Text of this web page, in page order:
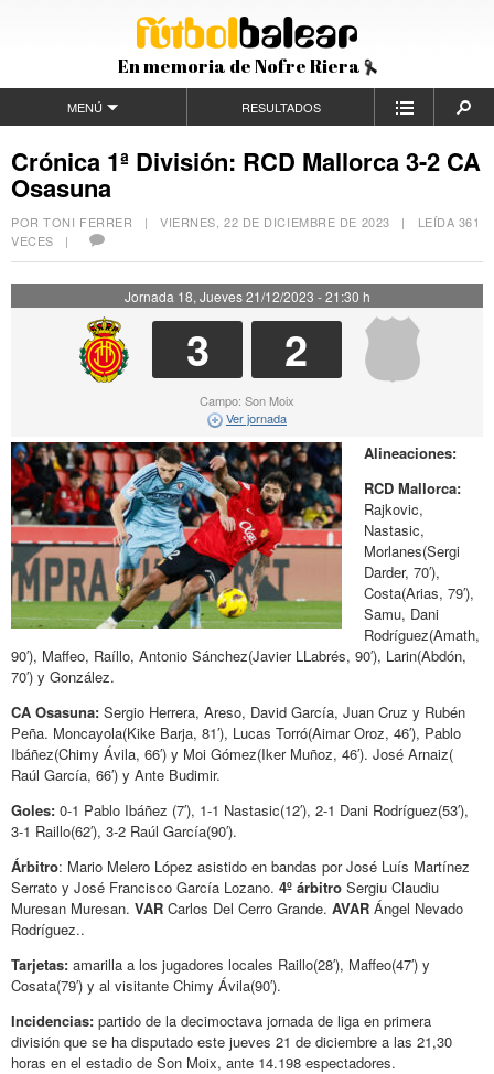
En memoria de Nofre Riera
MENÚ RESULTADOS
Crónica 1ª División: RCD Mallorca 3-2 CA
Osasuna
POR TONI FERRER |VIERNES, 22 DE DICIEMBRE DE 2023 | LEÍDA 361
VECES |
Jornada 18, Jueves 21/12/2023 - 21:30 h
3 2
Campo: Son Moix
Ver jornada
Alineaciones:
RCD Mallorca:
Rajkovic,
Nastasic,
Morlanes(Sergi
Darder, 70′),
Costa(Arias, 79′),
Samu, Dani
Rodríguez(Amath,
90′), Maffeo, Raíllo, Antonio Sánchez(Javier LLabrés, 90′), Larin(Abdón,
70′) y González.
CA Osasuna: Sergio Herrera, Areso, David García, Juan Cruz y Rubén
Peña. Moncayola(Kike Barja, 81′), Lucas Torró(Aimar Oroz, 46′), Pablo
Ibáñez(Chimy Ávila, 66′) y Moi Gómez(Iker Muñoz, 46′). José Arnaiz(
Raúl García, 66′) y Ante Budimir.
Goles: 0-1 Pablo Ibáñez (7′), 1-1 Nastasic(12′), 2-1 Dani Rodríguez(53′),
3-1 Raillo(62′), 3-2 Raúl García(90′).
Árbitro: Mario Melero López asistido en bandas por José Luís Martínez
Serrato y José Francisco García Lozano. 4º árbitro Sergiu Claudiu
Muresan Muresan. VAR Carlos Del Cerro Grande. AVAR Ángel Nevado
Rodríguez..
Tarjetas: amarilla a los jugadores locales Raillo(28′), Maffeo(47′) y
Cosata(79′) y al visitante Chimy Ávila(90′).
Incidencias: partido de la decimoctava jornada de liga en primera
división que se ha disputado este jueves 21 de diciembre a las 21,30
horas en el estadio de Son Moix, ante 14.198 espectadores.